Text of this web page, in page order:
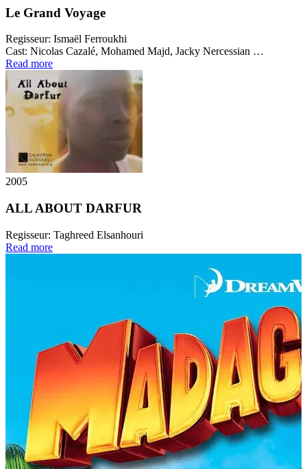
Le Grand Voyage
Regisseur: Ismaël Ferroukhi
Cast: Nicolas Cazalé, Mohamed Majd, Jacky Nercessian …
Read more
2005
ALL ABOUT DARFUR
Regisseur: Taghreed Elsanhouri
Read more